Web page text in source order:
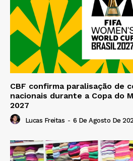
CBF confirma paralisação de
nacionais durante a Copa do
2027
Lucas Freitas - 6 De Agosto De